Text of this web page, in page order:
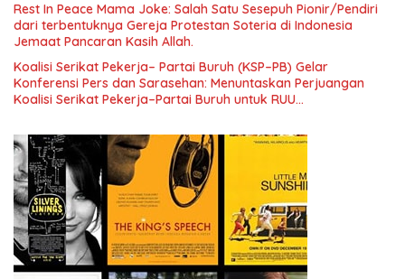
Indonesia dan Mancanegara”.
Rest In Peace Mama Joke: Salah Satu Sesepuh Pionir/Pendiri
dari terbentuknya Gereja Protestan Soteria di Indonesia
Jemaat Pancaran Kasih Allah.
Koalisi Serikat Pekerja– Partai Buruh (KSP–PB) Gelar
Konferensi Pers dan Sarasehan: Menuntaskan Perjuangan
Koalisi Serikat Pekerja–Partai Buruh untuk RUU